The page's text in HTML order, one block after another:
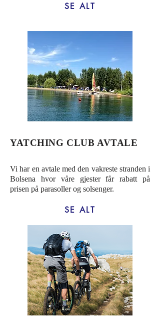
SE ALT
YATCHING CLUB AVTALE
Vi har en avtale med den vakreste stranden i
Bolsena hvor våre gjester får rabatt på
prisen på parasoller og solsenger.
SE ALT